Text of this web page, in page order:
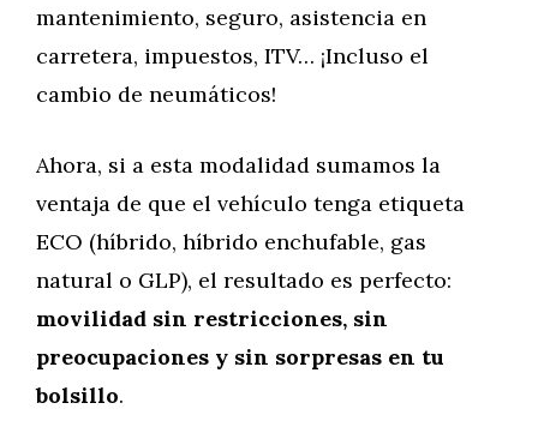
mantenimiento, seguro, asistencia en
carretera, impuestos, ITV… ¡Incluso el
cambio de neumáticos!
Ahora, si a esta modalidad sumamos la
ventaja de que el vehículo tenga etiqueta
ECO (híbrido, híbrido enchufable, gas
natural o GLP), el resultado es perfecto:
movilidad sin restricciones, sin
preocupaciones y sin sorpresas en tu
bolsillo.